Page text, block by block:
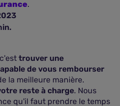
.
trouver une
de vous rembourser
la meilleure manière.
reste à charge. Nous
qu'il faut prendre le temps